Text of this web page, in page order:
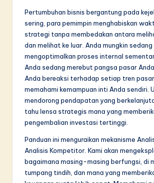
L
in
A
Pertumbuhan bisnis bergantung pada
sering, para pemimpin menghabiskan
strategi tanpa membedakan antara
dan melihat ke luar. Anda mungkin sedang
mengoptimalkan proses internal
Anda sedang merebut pangsa pasar
Anda bereaksi terhadap setiap tren
memahami kemampuan inti Anda sendiri.
mendorong pendapatan yang
tahu lensa strategis mana yang
pengembalian investasi tertinggi.
Panduan ini menguraikan mekanisme
Analisis Kompetitor. Kami akan
bagaimana masing-masing berfungsi, di
tumpang tindih, dan mana yang